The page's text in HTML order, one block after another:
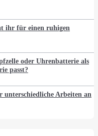
ihr für einen ruhigen
oder Uhrenbatterie als
passt?
unterschiedliche Arbeiten an